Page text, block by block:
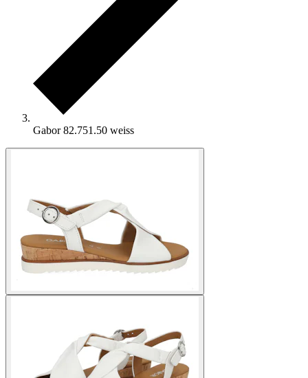
Gabor 82.751.50 weiss